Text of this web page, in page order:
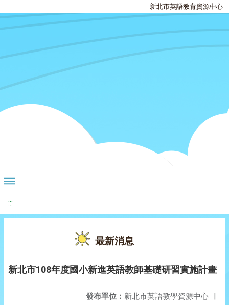
新北市英語教育資源中心
:::
最新消息
新北市108年度國小新進英語教師基礎研習實施計畫
發布單位： 新北市英語教學資源中心 |